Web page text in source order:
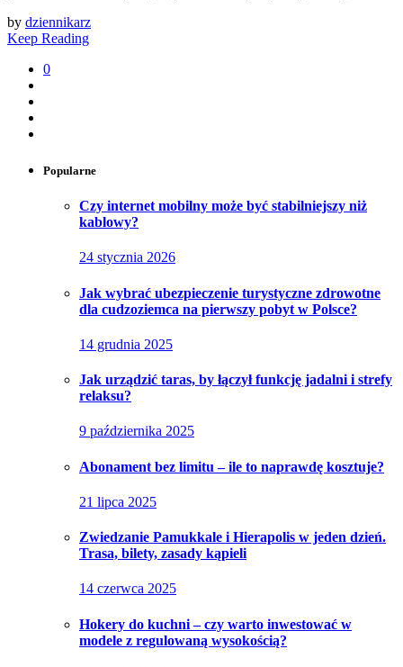
by dziennikarz
Keep Reading
0
Popularne
Czy internet mobilny może być stabilniejszy niż
kablowy?
24 stycznia 2026
Jak wybrać ubezpieczenie turystyczne zdrowotne
dla cudzoziemca na pierwszy pobyt w Polsce?
14 grudnia 2025
Jak urządzić taras, by łączył funkcję jadalni i strefy
relaksu?
9 października 2025
Abonament bez limitu – ile to naprawdę kosztuje?
21 lipca 2025
Zwiedzanie Pamukkale i Hierapolis w jeden dzień.
Trasa, bilety, zasady kąpieli
14 czerwca 2025
Hokery do kuchni – czy warto inwestować w
modele z regulowaną wysokością?